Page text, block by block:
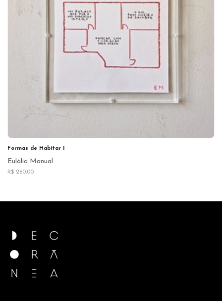
Formas de Habitar I
Eulália Manual
R$ 260,00